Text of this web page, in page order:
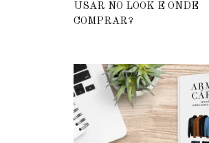
USAR NO LOOK E ONDE
COMPRAR?